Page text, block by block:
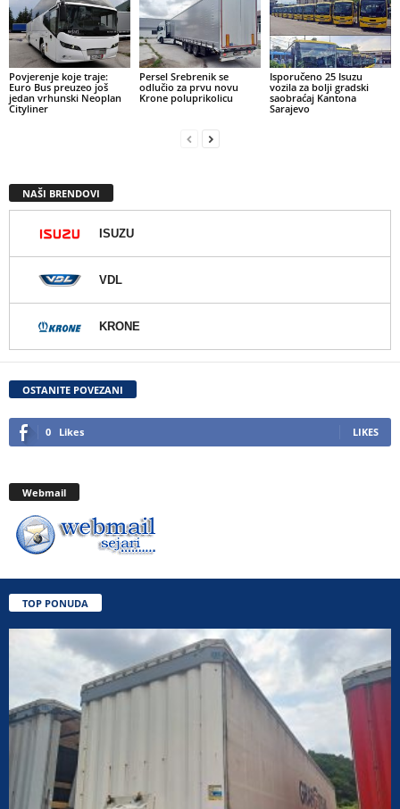
Povjerenje koje traje:
Euro Bus preuzeo još
jedan vrhunski Neoplan
Cityliner
Persel Srebrenik se
odlučio za prvu novu
Krone poluprikolicu
Isporučeno 25 Isuzu
vozila za bolji gradski
saobraćaj Kantona
Sarajevo
NAŠI BRENDOVI
ISUZU
VDL
KRONE
OSTANITE POVEZANI
0 Likes LIKES
Webmail
TOP PONUDA